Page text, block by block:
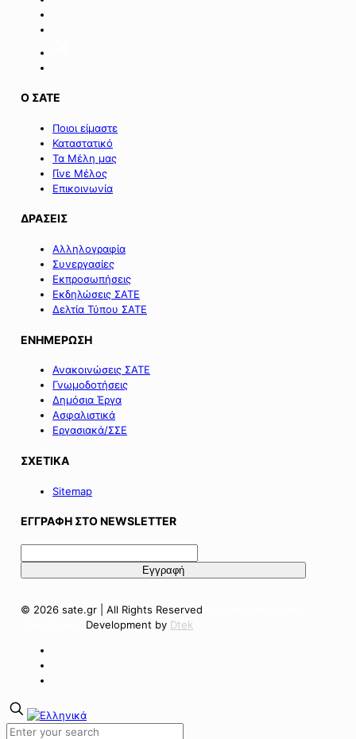
Ο ΣΑΤΕ
Ποιοι είμαστε
Καταστατικό
Τα Μέλη μας
Γίνε Μέλος
Επικοινωνία
ΔΡΑΣΕΙΣ
Αλληλογραφία
Συνεργασίες
Εκπροσωπήσεις
Εκδηλώσεις ΣΑΤΕ
Δελτία Τύπου ΣΑΤΕ
ΕΝΗΜΕΡΩΣΗ
Ανακοινώσεις ΣΑΤΕ
Γνωμοδοτήσεις
Δημόσια Έργα
Ασφαλιστικά
Εργασιακά/ΣΣΕ
ΣΧΕΤΙΚΑ
Sitemap
ΕΓΓΡΑΦΗ ΣΤΟ NEWSLETTER
© 2026 sate.gr | All Rights Reserved
Development by Dtek